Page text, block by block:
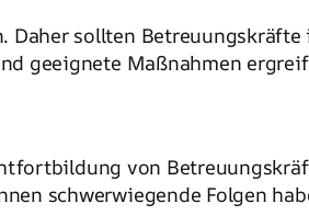
Daher sollten Betreuungskräfte
geeignete Maßnahmen
von
schwerwiegende Folgen